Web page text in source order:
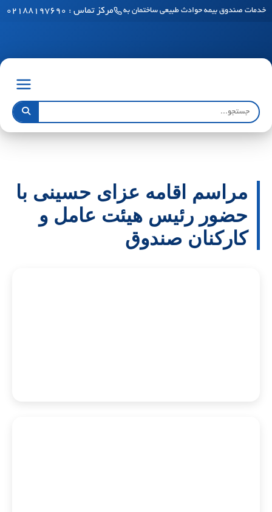
خدمات صندوق بیمه حوادث طبیعی ساختمان به مناطق آزاد رسید
مرکز تماس : ۰۲۱۸۸۱۹۷۶۹۰
مراسم اقامه عزای حسینی با
حضور رئیس هیئت عامل و
کارکنان صندوق